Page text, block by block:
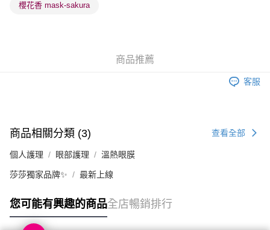
取。逾期會取消訂單，並不會安排重寄
取。逾期會取消訂單，並不會安排重寄
櫻花香 mask-sakura
商品推薦
客服
商品相關分類 (3) 查看全部
個人護理 眼部護理 溫熱眼膜
莎莎獨家品牌✨ 最新上線
您可能有興趣的商品全店暢銷排行